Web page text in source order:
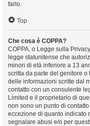
farlo.
Top
Che cosa è COPPA?
COPPA, o Legge sulla
legge statunitense che
minori di età inferiore a 13
scritta da parte del genitore
delle informazioni scritte dal
contatto con un consulente
Limited e il proprietario di
non sono un punto di
eccezione di quanto indicato
segnalare abusi e/o per